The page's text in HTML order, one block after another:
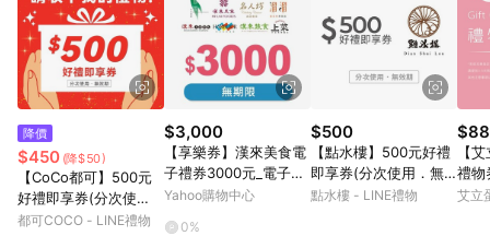
降價
$450 (降$50)
【CoCo都可】500元
好禮即享券(分次使
用．無效期)
都可COCO - LINE禮物
$3,000
【享樂券】漢來美食電
子禮券3000元_電子憑
證
Yahoo購物中心
0%
$500
【點水樓】500元好禮
即享券(分次使用．無
效期)
點水樓 - LINE禮物
【
禮
艾立